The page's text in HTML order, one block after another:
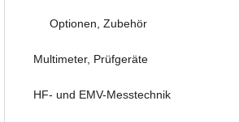
Optionen, Zubehör
Multimeter, Prüfgeräte
HF- und EMV-Messtechnik